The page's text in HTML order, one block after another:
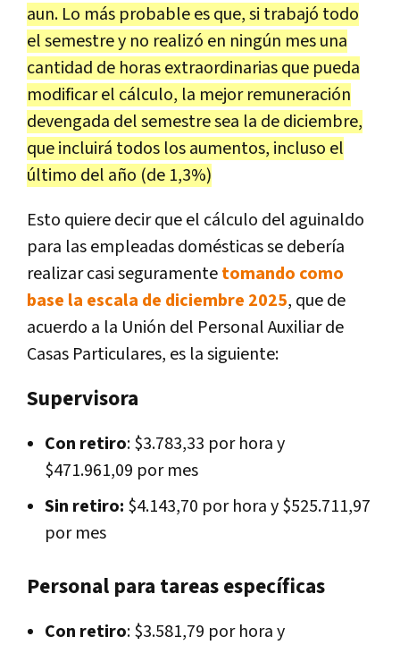
aun. Lo más probable es que, si trabajó todo
el semestre y no realizó en ningún mes una
cantidad de horas extraordinarias que pueda
modificar el cálculo, la mejor remuneración
devengada del semestre sea la de diciembre,
que incluirá todos los aumentos, incluso el
último del año (de 1,3%)
Esto quiere decir que el cálculo del aguinaldo
para las empleadas domésticas se debería
realizar casi seguramentetomando como
base la escala de diciembre 2025, que de
acuerdo a la Unión del Personal Auxiliar de
Casas Particulares, es la siguiente:
Supervisora
Con retiro: $3.783,33 por hora y
$471.961,09 por mes
Sin retiro: $4.143,70 por hora y $525.711,97
por mes
Personal para tareas específicas
Con retiro: $3.581,79 por hora y